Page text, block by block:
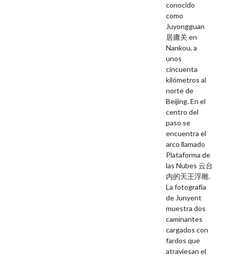
conocido
como
Juyongguan
居庸关 en
Nankou, a
unos
cincuenta
kilómetros al
norte de
Beijing. En el
centro del
paso se
encuentra el
arco llamado
Plataforma de
las Nubes 云台
内的天王浮雕.
La fotografía
de Junyent
muestra dos
caminantes
cargados con
fardos que
atraviesan el